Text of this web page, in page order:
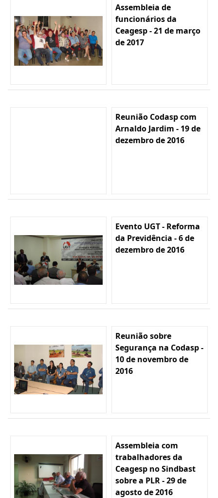
Assembleia de
funcionários da
Ceagesp - 21 de março
de 2017
Reunião Codasp com
Arnaldo Jardim - 19 de
dezembro de 2016
Evento UGT - Reforma
da Previdência - 6 de
dezembro de 2016
Reunião sobre
Segurança na Codasp -
10 de novembro de
2016
Assembleia com
trabalhadores da
Ceagesp no Sindbast
sobre a PLR - 29 de
agosto de 2016